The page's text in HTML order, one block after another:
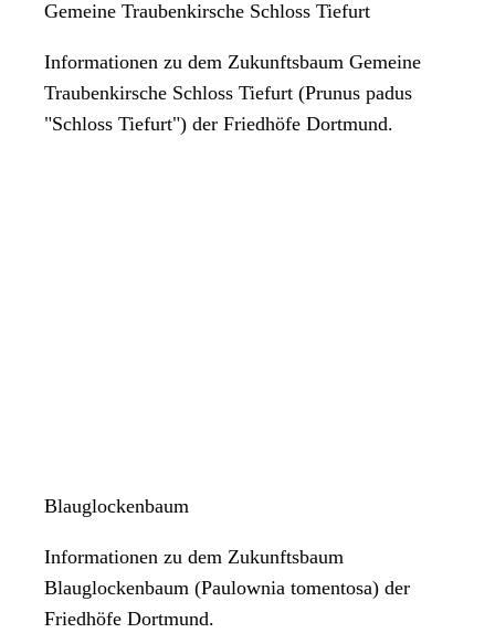
Gemeine Traubenkirsche Schloss Tiefurt
Informationen zu dem Zukunftsbaum Gemeine
Traubenkirsche Schloss Tiefurt (Prunus padus
"Schloss Tiefurt") der Friedhöfe Dortmund.
Blauglockenbaum
Informationen zu dem Zukunftsbaum
Blauglockenbaum (Paulownia tomentosa) der
Friedhöfe Dortmund.